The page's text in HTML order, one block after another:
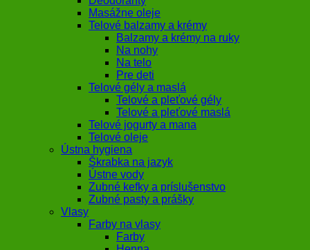
Masážne oleje
Telové balzamy a krémy
Balzamy a krémy na ruky
Na nohy
Na telo
Pre deti
Telové gély a maslá
Telové a pleťové gély
Telové a pleťové maslá
Telové jogurty a mana
Telové oleje
Ústna hygiena
Škrabka na jazyk
Ústne vody
Zubné kefky a príslušenstvo
Zubné pasty a prášky
Vlasy
Farby na vlasy
Farby